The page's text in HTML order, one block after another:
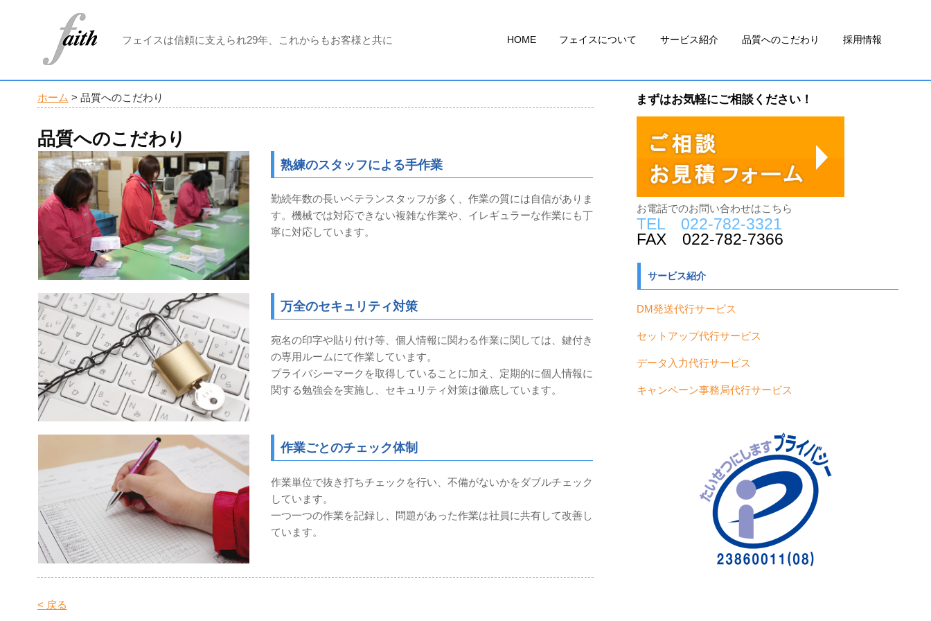
フェイスは信頼に支えられ29年、これからもお客様と共に HOME フェイスについて サービス紹介 品質へのこだわり 採用情報
ホーム > 品質へのこだわり
品質へのこだわり
熟練のスタッフによる手作業
勤続年数の長いベテランスタッフが多く、作業の質には自信がありま
す。機械では対応できない複雑な作業や、イレギュラーな作業にも丁
寧に対応しています。
万全のセキュリティ対策
宛名の印字や貼り付け等、個人情報に関わる作業に関しては、鍵付き
の専用ルームにて作業しています。
プライバシーマークを取得していることに加え、定期的に個人情報に
関する勉強会を実施し、セキュリティ対策は徹底しています。
作業ごとのチェック体制
作業単位で抜き打ちチェックを行い、不備がないかをダブルチェック
しています。
一つ一つの作業を記録し、問題があった作業は社員に共有して改善し
ています。
< 戻る
まずはお気軽にご相談ください！
お電話でのお問い合わせはこちら
TEL 022-782-3321
FAX 022-782-7366
サービス紹介
DM発送代行サービス
セットアップ代行サービス
データ入力代行サービス
キャンペーン事務局代行サービス